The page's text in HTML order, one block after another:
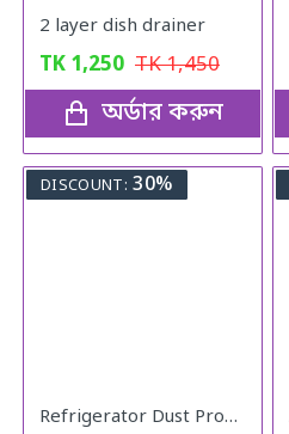
2 layer dish drainer
TK 1,250 TK1,450
অর্ডার করুন
DISCOUNT: 30%
Refrigerator Dust Proof Cover